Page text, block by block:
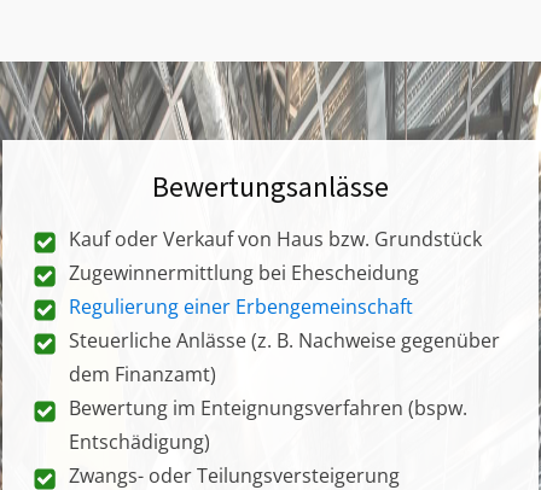
Bewertungsanlässe
Kauf oder Verkauf von Haus bzw. Grundstück
Zugewinnermittlung bei Ehescheidung
Regulierung einer Erbengemeinschaft
Steuerliche Anlässe (z. B. Nachweise gegenüber
dem Finanzamt)
Bewertung im Enteignungsverfahren (bspw.
Entschädigung)
Zwangs- oder Teilungsversteigerung